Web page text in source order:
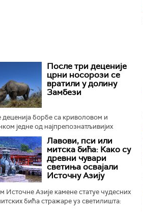
После три деценије
црни носорози се
вратили у долину
Замбези
деценија борбе са криволовом и
једне од најпрепознатљивијих
животиња, црни носорози поново
долином Замбези. Њихов повратак...
Лавови, пси или
митска бића: Како су
древни чувари
светиња освајали
Источну Азију
Источне Азије камене статуе чудесних
бића стражаре уз светилишта: